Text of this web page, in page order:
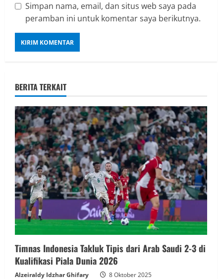
Simpan nama, email, dan situs web saya pada
peramban ini untuk komentar saya berikutnya.
BERITA TERKAIT
Timnas Indonesia Takluk Tipis dari Arab Saudi 2-3 di
Kualifikasi Piala Dunia 2026
Alzeiraldy Idzhar Ghifary 8 Oktober 2025